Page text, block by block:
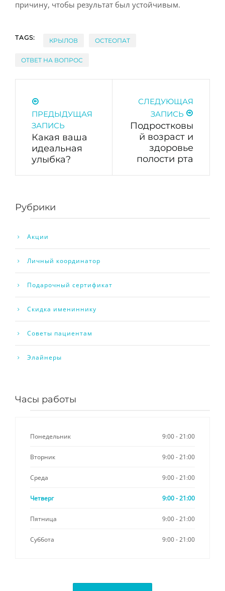
причину, чтобы результат был устойчивым.
TAGS: КРЫЛОВ ОСТЕОПАТ
ОТВЕТ НА ВОПРОС
ПРЕДЫДУЩАЯ
ЗАПИСЬ
Какая ваша
идеальная
улыбка?
СЛЕДУЮЩАЯ
ЗАПИСЬ
Подростковы
й возраст и
здоровье
полости рта
Рубрики
Акции
Личный координатор
Подарочный сертификат
Скидка имениннику
Советы пациентам
Элайнеры
Часы работы
Понедельник 9:00 - 21:00
Вторник 9:00 - 21:00
Среда 9:00 - 21:00
Четверг 9:00 - 21:00
Пятница 9:00 - 21:00
Суббота 9:00 - 21:00